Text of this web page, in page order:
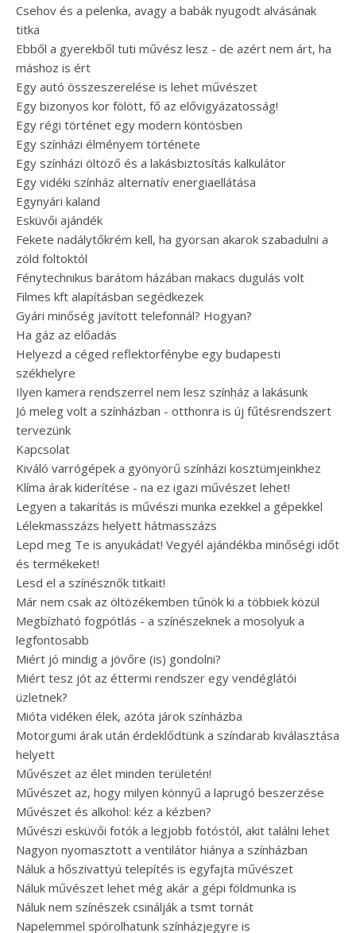
Csehov és a pelenka, avagy a babák nyugodt alvásának
titka
Ebből a gyerekből tuti művész lesz - de azért nem árt, ha
máshoz is ért
Egy autó összeszerelése is lehet művészet
Egy bizonyos kor fölött, fő az elővigyázatosság!
Egy régi történet egy modern köntösben
Egy színházi élményem története
Egy színházi öltöző és a lakásbiztosítás kalkulátor
Egy vidéki színház alternatív energiaellátása
Egynyári kaland
Esküvői ajándék
Fekete nadálytőkrém kell, ha gyorsan akarok szabadulni a
zöld foltoktól
Fénytechnikus barátom házában makacs dugulás volt
Filmes kft alapításban segédkezek
Gyári minőség javított telefonnál? Hogyan?
Ha gáz az előadás
Helyezd a céged reflektorfénybe egy budapesti
székhelyre
Ilyen kamera rendszerrel nem lesz színház a lakásunk
Jó meleg volt a színházban - otthonra is új fűtésrendszert
tervezünk
Kapcsolat
Kiváló varrógépek a gyönyörű színházi kosztümjeinkhez
Klíma árak kiderítése - na ez igazi művészet lehet!
Legyen a takarítás is művészi munka ezekkel a gépekkel
Lélekmasszázs helyett hátmasszázs
Lepd meg Te is anyukádat! Vegyél ajándékba minőségi időt
és termékeket!
Lesd el a színésznők titkait!
Már nem csak az öltözékemben tűnök ki a többiek közül
Megbízható fogpótlás - a színészeknek a mosolyuk a
legfontosabb
Miért jó mindig a jövőre (is) gondolni?
Miért tesz jót az éttermi rendszer egy vendéglátói
üzletnek?
Mióta vidéken élek, azóta járok színházba
Motorgumi árak után érdeklődtünk a színdarab kiválasztása
helyett
Művészet az élet minden területén!
Művészet az, hogy milyen könnyű a laprugó beszerzése
Művészet és alkohol: kéz a kézben?
Művészi esküvői fotók a legjobb fotóstól, akit találni lehet
Nagyon nyomasztott a ventilátor hiánya a színházban
Náluk a hőszivattyú telepítés is egyfajta művészet
Náluk művészet lehet még akár a gépi földmunka is
Náluk nem színészek csinálják a tsmt tornát
Napelemmel spórolhatunk színházjegyre is